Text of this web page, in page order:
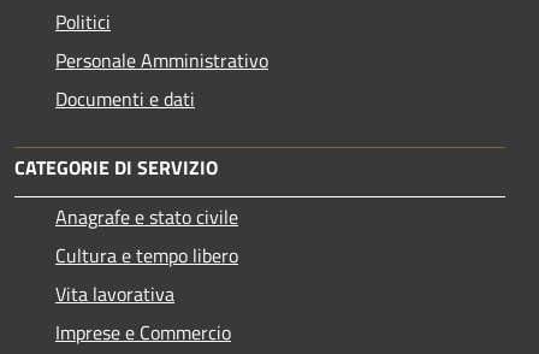
Politici
Personale Amministrativo
Documenti e dati
CATEGORIE DI SERVIZIO
Anagrafe e stato civile
Cultura e tempo libero
Vita lavorativa
Imprese e Commercio